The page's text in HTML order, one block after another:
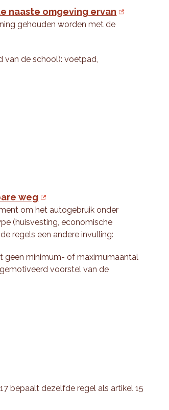
naaste omgeving ervan
gehouden worden met de
van de school): voetpad,
weg
om het autogebruik onder
(huisvesting, economische
regels een andere invulling:
geen minimum- of maximumaantal
voorstel van de
bepaalt dezelfde regel als artikel 15